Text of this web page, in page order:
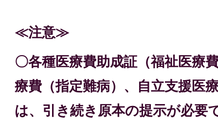
≪注意≫
〇各種医療費助成証（福祉医療
療費（指定難病）、自立支援医
は、引き続き原本の提示が必要